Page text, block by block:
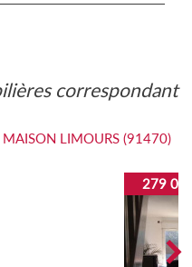
MAISON LIMOURS (91470)